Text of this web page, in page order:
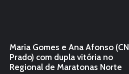
Maria Gomes e Ana Afonso (CN
Prado) com dupla vitória no
Regional de Maratonas Norte